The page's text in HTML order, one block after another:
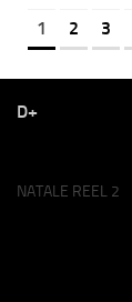
1 2 3
D+
NATALE REEL 2